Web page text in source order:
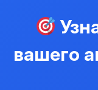
вашего